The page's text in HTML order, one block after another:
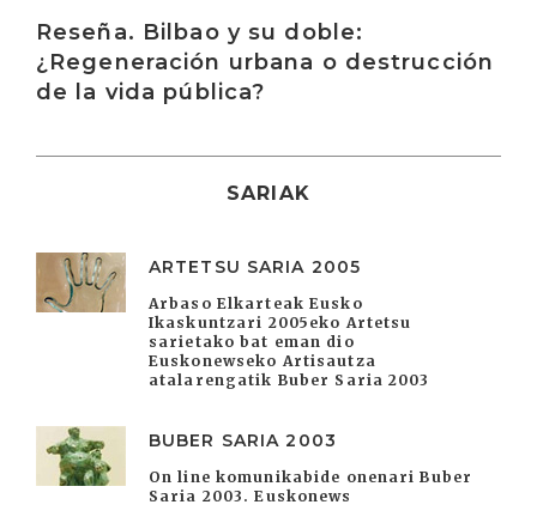
Reseña. Bilbao y su doble:
¿Regeneración urbana o destrucción
de la vida pública?
SARIAK
ARTETSU SARIA 2005
Arbaso Elkarteak Eusko
Ikaskuntzari 2005eko Artetsu
sarietako bat eman dio
Euskonewseko Artisautza
atalarengatik Buber Saria 2003
BUBER SARIA 2003
On line komunikabide onenari Buber
Saria 2003. Euskonews